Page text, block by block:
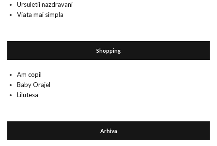
Ursuletii nazdravani
Viata mai simpla
Shopping
Am copil
Baby Orajel
Lilutesa
Arhiva